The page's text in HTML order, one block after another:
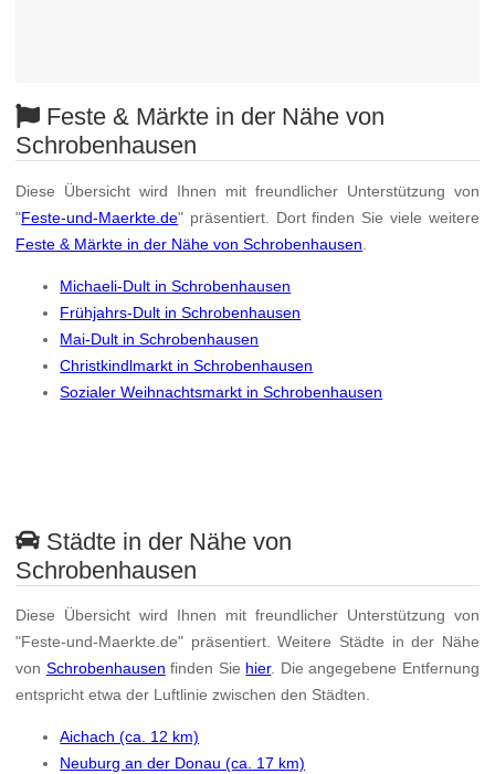
Feste & Märkte in der Nähe von
Schrobenhausen
Diese Übersicht wird Ihnen mit freundlicher Unterstützung von
"Feste-und-Maerkte.de" präsentiert. Dort finden Sie viele weitere
Feste & Märkte in der Nähe von Schrobenhausen
Michaeli-Dult in Schrobenhausen
Frühjahrs-Dult in Schrobenhausen
Mai-Dult in Schrobenhausen
Christkindlmarkt in Schrobenhausen
Sozialer Weihnachtsmarkt in Schrobenhausen
Städte in der Nähe von
Schrobenhausen
Diese Übersicht wird Ihnen mit freundlicher Unterstützung von
"Feste-und-Maerkte.de" präsentiert. Weitere Städte in der Nähe
von Schrobenhausen finden Sie hier. Die angegebene Entfernung
entspricht etwa der Luftlinie zwischen den Städten.
Aichach (ca. 12 km)
Neuburg an der Donau (ca. 17 km)